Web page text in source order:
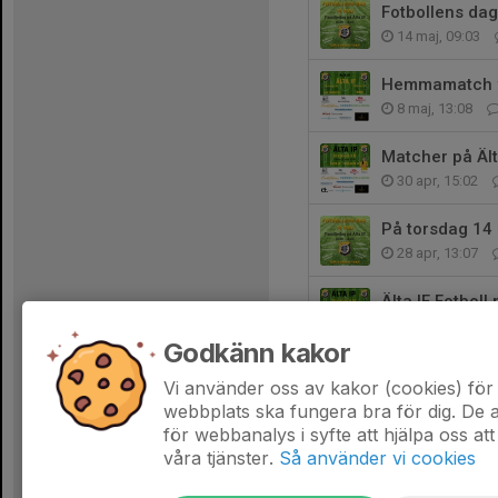
Fotbollens
14 maj, 09:03
8 maj, 13:08
Matcher på
30 apr, 15:02
På torsdag 14
28 apr, 13:07
Älta IF Fotboll
17 apr, 14:35
Godkänn kakor
Vi använder oss av kakor (cookies)
webbplats ska fungera bra för dig. De
för webbanalys i syfte att hjälpa oss
våra tjänster. Så använder vi cookies